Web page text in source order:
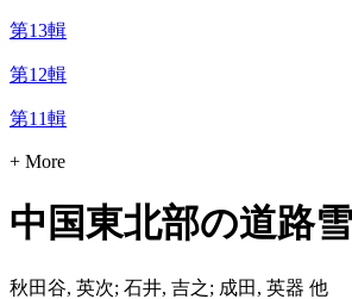
第13輯
第12輯
第11輯
+ More
中国東北部の道路
秋田谷, 英次; 石井, 吉之; 成田, 英器 他